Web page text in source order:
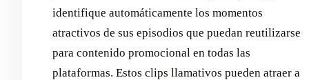
identifique automáticamente los momentos
atractivos de sus episodios que puedan reutilizarse
para contenido promocional en todas las
plataformas. Estos clips llamativos pueden atraer a